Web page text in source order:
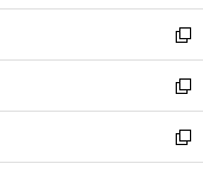
開
く
ウ
で
開
く
ン
ド
ウ
で
開
く
ウ
ィ
ン
ド
ウ
で
開
し
い
ウ
ィ
ン
ド
ウ
新
し
い
ウ
ィ
ン
新
し
い
ウ
新
し